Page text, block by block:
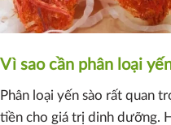
Vì sao cần phân loại
Phân loại yến sào rất quan
tiền cho giá trị dinh dưỡng.